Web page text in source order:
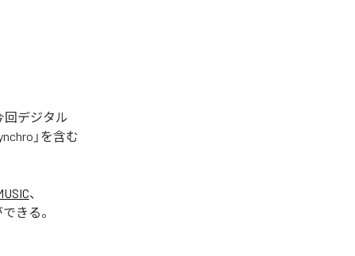
回デジタル
」を含む
、
きる。